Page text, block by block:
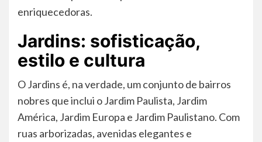
enriquecedoras.
Jardins: sofisticação,
estilo e cultura
O Jardins é, na verdade, um conjunto de bairros
nobres que inclui o Jardim Paulista, Jardim
América, Jardim Europa e Jardim Paulistano. Com
ruas arborizadas, avenidas elegantes e